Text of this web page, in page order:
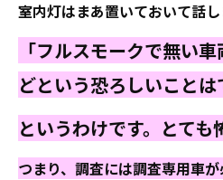
室内灯はまあ置いておいて話
「フルスモークで無い
どという恐ろしいことは
というわけです。とても
つまり、調査には調査専用車